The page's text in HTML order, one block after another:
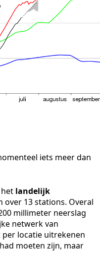
iets meer dan
landelijk
13 stations. Overal
millimeter neerslag
netwerk van
locatie uitrekenen
moeten zijn, maar